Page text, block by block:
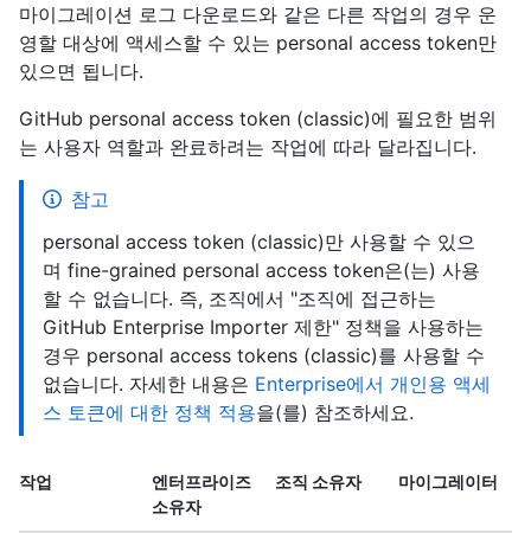
마이그레이션 로그 다운로드와 같은 다른 작업의 경우 운
영할 대상에 액세스할 수 있는 personal access token만
있으면 됩니다.
GitHub personal access token (classic)에 필요한 범위
는 사용자 역할과 완료하려는 작업에 따라 달라집니다.
참고
personal access token (classic)만 사용할 수 있으
며 fine-grained personal access token은(는) 사용
할 수 없습니다. 즉, 조직에서 "조직에 접근하는
GitHub Enterprise Importer 제한" 정책을 사용하는
경우 personal access tokens (classic)를 사용할 수
없습니다. 자세한 내용은 Enterprise에서 개인용 액세
스 토큰에 대한 정책 적용을(를) 참조하세요.
작업
엔터프라이즈
소유자
조직 소유자 마이그레이터